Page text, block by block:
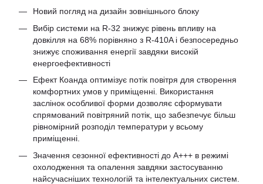
Новий погляд на дизайн зовнішнього блоку
Вибір системи на R-32 знижує рівень впливу на
довкілля на 68% порівняно з R-410A і безпосередньо
знижує споживання енергії завдяки високій
енергоефективності
Ефект Коанда оптимізує потік повітря для створення
комфортних умов у приміщенні. Використання
заслінок особливої ​​форми дозволяє сформувати
спрямований повітряний потік, що забезпечує більш
рівномірний розподіл температури у всьому
приміщенні.
Значення сезонної ефективності до A+++ в режимі
охолодження та опалення завдяки застосуванню
найсучасніших технологій та інтелектуальних систем.